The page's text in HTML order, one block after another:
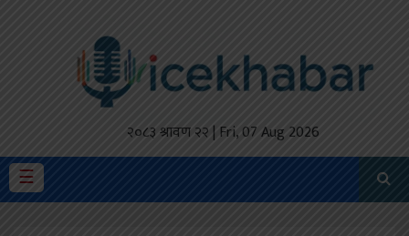
२०८३ श्रावण २२ | Fri, 07 Aug 2026
☰
मैथिली
प्रदेश